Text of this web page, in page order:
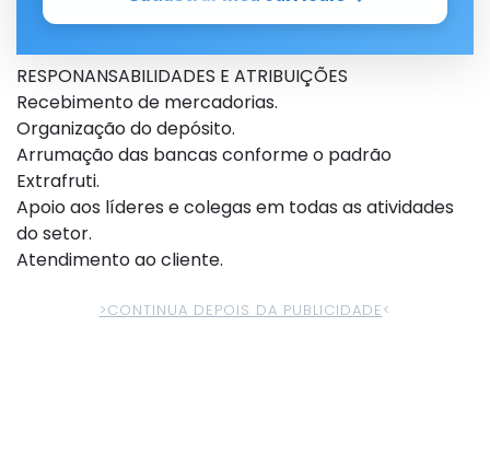
RESPONANSABILIDADES E ATRIBUIÇÕES
Recebimento de mercadorias.
Organização do depósito.
Arrumação das bancas conforme o padrão
Extrafruti.
Apoio aos líderes e colegas em todas as atividades
do setor.
Atendimento ao cliente.
>CONTINUA DEPOIS DA PUBLICIDADE<